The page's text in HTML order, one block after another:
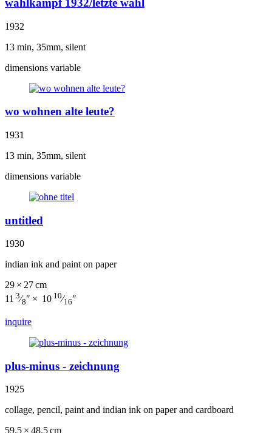
wahlkampf 1932/letzte wahl
1932
13 min, 35mm, silent
dimensions variable
wo wohnen alte leute?
1931
13 min, 35mm, silent
dimensions variable
untitled
1930
indian ink and paint on paper
29 × 27 cm
11 3⁄8″ × 10 10⁄16″
inquire
plus-minus - zeichnung
1925
collage, pencil, paint and indian ink on paper and cardboard
59.5 × 48.5 cm